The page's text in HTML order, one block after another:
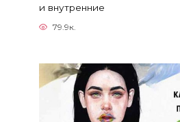
и внутренние
79.9к.